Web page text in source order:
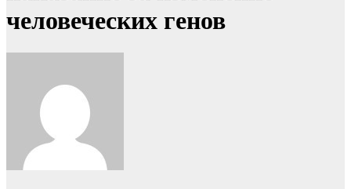
человеческих генов